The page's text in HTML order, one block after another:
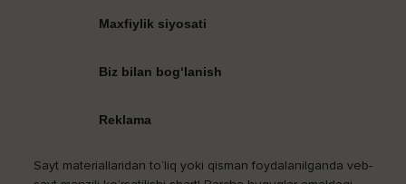
Maxfiylik siyosati
Biz bilan bog‘lanish
Reklama
Sayt materiallaridan to‘liq yoki qisman foydalanilganda veb-